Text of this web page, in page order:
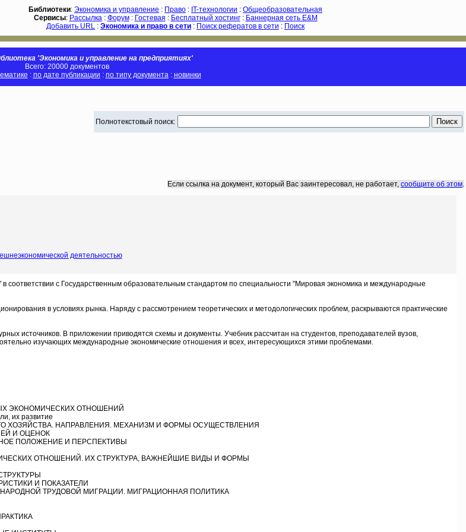
Библиотеки: Экономика и управление : Право : IT-технологии : Общеобразовательная
Сервисы: Рассылка: Форум: Гостевая : Бесплатный хостинг: Баннерная сеть E&M
Добавить URL : Экономика и право в сети : Поиск рефератов в сети : Поиск
'Экономика и управление на предприятиях'
Всего: 20000 документов
: по дате публикации : по типу документа: новинки
Полнотекстовый поиск:
Если ссылка на документ, который Вас заинтересовал, не работает, сообщите об этом.
деятельностью
с Государственным образовательным стандартом по специальности "Мировая экономика и международные
в условиях рынка. Наряду с рассмотрением теоретических и методологических проблем, раскрываются практические
источников. В приложении приводятся схемы и документы. Учебник рассчитан на студентов, преподавателей вузов,
изучающих международные экономические отношения и всех, интересующихся этими проблемами.
ЭКОНОМИЧЕСКИХ ОТНОШЕНИЙ
их развитие
НАПРАВЛЕНИЯ. МЕХАНИЗМ И ФOPMЫ ОСУЩЕСТВЛЕНИЯ
И ОЦЕНОК
ПОЛОЖЕНИЕ И ПЕРСПЕКТИВЫ
ОТНОШЕНИЙ. ИХ СТРУКТУРА, ВАЖНЕЙШИЕ ВИДЫ И ФОРМЫ
И ПОКАЗАТЕЛИ
ТРУДОВОЙ МИГРАЦИИ. МИГРАЦИОННАЯ ПОЛИТИКА